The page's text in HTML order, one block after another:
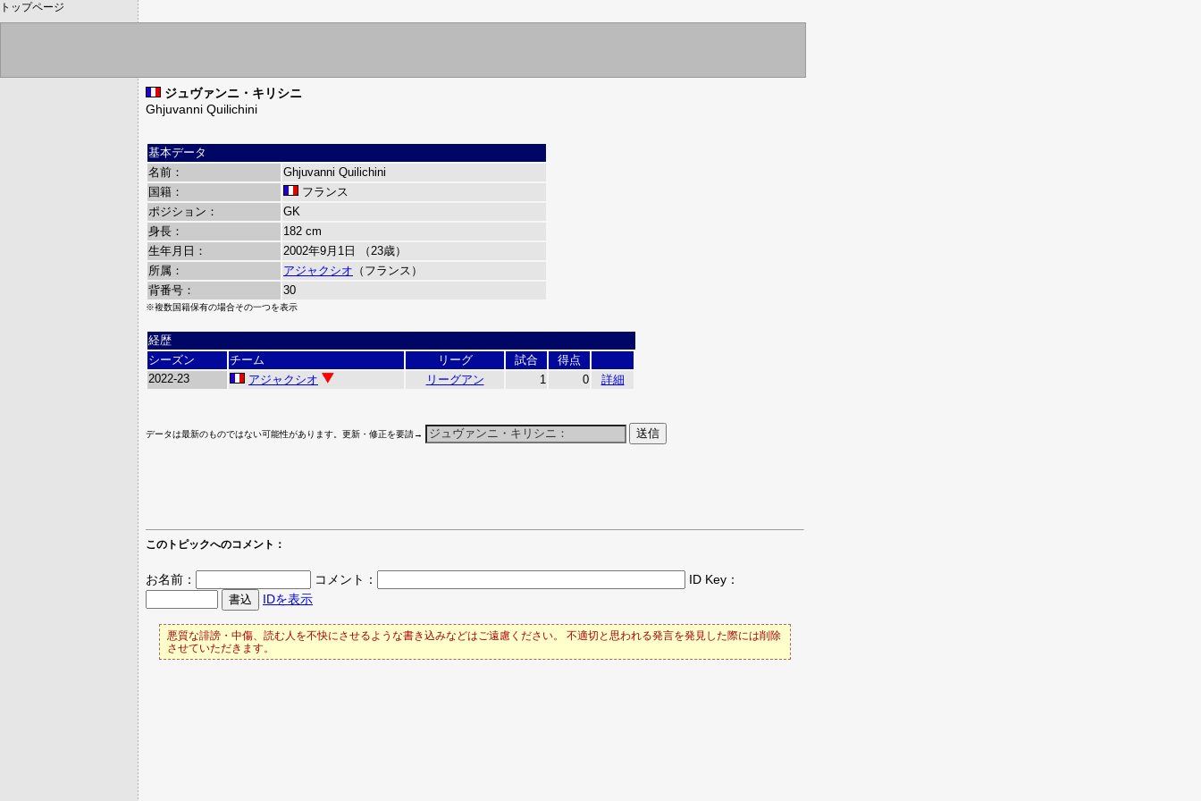
トップページ
ジュヴァンニ・キリシニ
Ghjuvanni Quilichini
基本データ
名前：
Ghjuvanni Quilichini
国籍：
フランス
ポジション：
GK
身長：
182 cm
生年月日：
2002年9月1日 （23歳）
所属：
アジャクシオ （フランス）
背番号：
30
※複数国籍保有の場合その一つを表示
経歴
シーズン
チーム リーグ 試合
得点
2022-23
アジャクシオ リーグアン 1 0 詳細
データは最新のものではない可能性があります。更新・修正を要請→
このトピックへのコメント：
お名前： コメント：
ID Key：
IDを表示
悪質な誹謗・中傷、読む人を不快にさせるような書き込みなどはご遠慮ください。 不適切と思われる発言を発見した際には削除
させていただきます。